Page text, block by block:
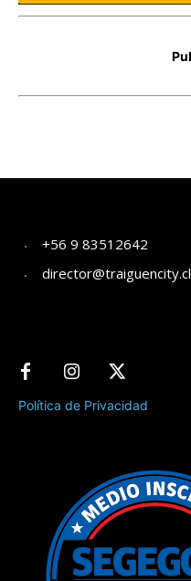
+56 9 83512642
director@traiguencity.cl
Política de Privacidad